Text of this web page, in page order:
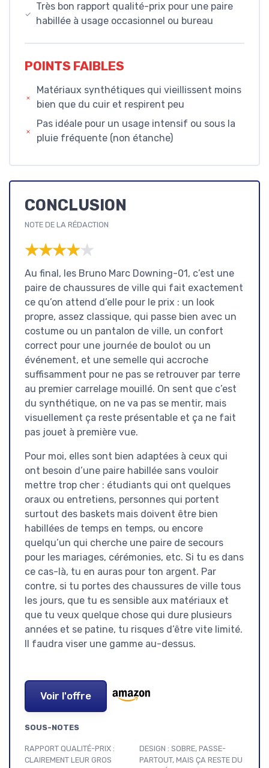
Très bon rapport qualité-prix pour une paire
habillée à usage occasionnel ou bureau
POINTS FAIBLES
Matériaux synthétiques qui vieillissent moins
bien que du cuir et respirent peu
Pas idéale pour un usage intensif ou sous la
pluie fréquente (non étanche)
CONCLUSION
NOTE DE LA RÉDACTION
★★★★★
★★★★★
Au final, les Bruno Marc Downing-01, c’est une
paire de chaussures de ville qui fait exactement
ce qu’on attend d’elle pour le prix : un look
propre, assez classique, qui passe bien avec un
costume ou un pantalon de ville, un confort
correct pour une journée de boulot ou un
événement, et une semelle qui accroche
suffisamment pour ne pas se retrouver par terre
au premier carrelage mouillé. On sent que c’est
du synthétique, on ne va pas se mentir, mais
visuellement ça reste présentable et ça ne fait
pas jouet à première vue.
Pour moi, elles sont bien adaptées à ceux qui
ont besoin d’une paire habillée sans vouloir
mettre trop cher : étudiants qui ont quelques
oraux ou entretiens, personnes qui portent
surtout des baskets mais doivent être bien
habillées de temps en temps, ou encore
quelqu’un qui cherche une paire de secours
pour les mariages, cérémonies, etc. Si tu es dans
ce cas-là, tu en auras pour ton argent. Par
contre, si tu portes des chaussures de ville tous
les jours, que tu es sensible aux matériaux et
que tu veux quelque chose qui dure plusieurs
années et se patine, tu risques d’être vite limité.
Il faudra viser une gamme au-dessus.
Voir l'offre
SOUS-NOTES
RAPPORT QUALITÉ-PRIX :
CLAIREMENT LEUR GROS
DESIGN : SOBRE, PASSE-
PARTOUT, MAIS ÇA RESTE DU